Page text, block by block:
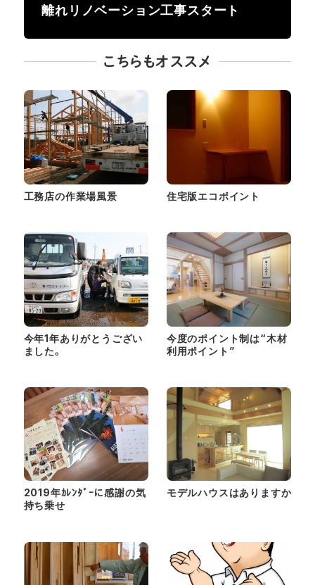
離れリノベーション工事スタート
こちらもオススメ
工務店の作業場風景 住宅版エコポイント
今年1年ありがとうござい
ました。
今度のポイント制は“木材
利用ポイント”
2019年ｶﾚﾝﾀﾞｰに感謝の気
持ち乗せ
モデルハウスはありますか